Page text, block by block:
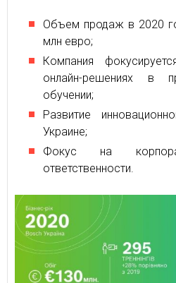
Объем продаж в 2020
млн евро;
Компания
онлайн-решениях в
обучении;
Развитие
Украине;
Фокус на
ответственности.